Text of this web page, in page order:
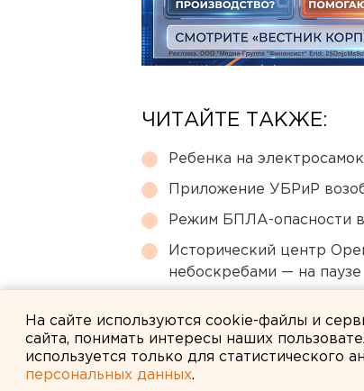
ЧИТАЙТЕ ТАКЖЕ:
Ребенка на
Приложение УБРиР
Режим БПЛА-опасности
Исторический центр
небоскребами — на паузе
На сайте используются cookie-файлы и
сайта, понимать интересы наших
используется только для статистического
персональных данных.